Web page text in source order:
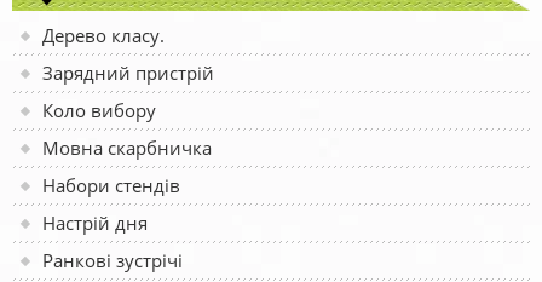
Дерево класу.
Зарядний пристрій
Коло вибору
Мовна скарбничка
Набори стендів
Настрій дня
Ранкові зустрічі